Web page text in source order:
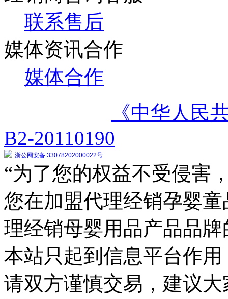
联系售后
媒体资讯合作
媒体合作
《中华人民
B2-20110190
浙公网安备 33078202000022号
“为了您的权益不受侵害
您在加盟代理经销孕婴
理经销母婴用品产品品
本站只起到信息平台作
请双方谨慎交易，建议